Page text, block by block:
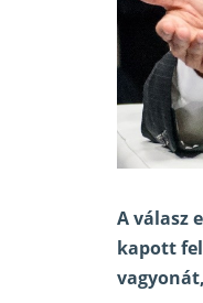
A válasz
kapott